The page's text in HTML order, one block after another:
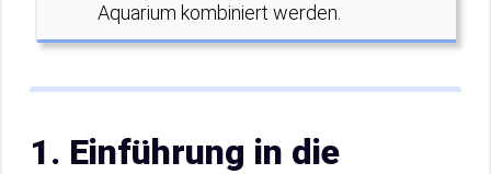
Aquarium kombiniert werden.
1. Einführung in die